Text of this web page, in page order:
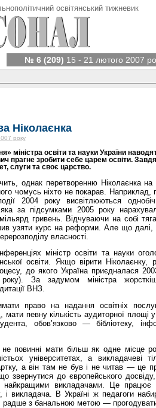
освітянський тижневик
№ 6 (209) 15 - 21 лютого 2007
Ніколаєнка
року
міністра освіти та науки України
прагне зробити себе царем освіти.
слуги та своє царство.
однак перетворенню Ніколаєнка на
чомусь ніхто не покарав. Наприклад,
2004 року висвітлюються
яка за підсумками 2005 року
гривень. Відчуваючи на собі
узяти курс на рефор­ми. Але що
власності.
міністр освіти та науки
освіти. Якщо вірити
до якого Україна приєдналася
За задумом міністра
ВНЗ.
право на надання освітніх
певну кількість аудиторної площі
обов’язково — бібліотеку,
не повинні мати більш як одне місце
університетах, а викладачеві
а він там не був і не читав — це
звернутися до європейського
найкращими викладачами. Це
і викладача. В Україні ж педагоги
радше з банальною метою — прогодувати